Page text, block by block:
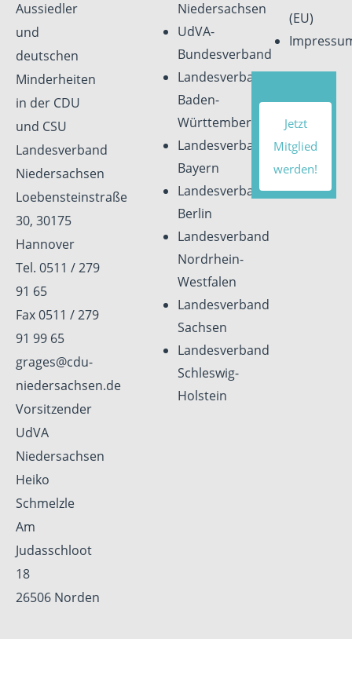
Aussiedler
und
deutschen
Minderheiten
in der CDU
und CSU
Landesverband
Niedersachsen
Loebensteinstraße
30, 30175
Hannover
Tel. 0511 / 279
91 65
Fax 0511 / 279
91 99 65
grages@cdu-
niedersachsen.de
Vorsitzender
UdVA
Niedersachsen
Heiko
Schmelzle
Am
Judasschloot
18
26506 Norden
Niedersachsen
UdVA-
Bundesverband
Landesverband
Baden-
Württemberg
Landesverband
Bayern
Landesverband
Berlin
Landesverband
Nordrhein-
Westfalen
Landesverband
Sachsen
Landesverband
Schleswig-
Holstein
(EU)
Jetzt
Mitglied
werden!